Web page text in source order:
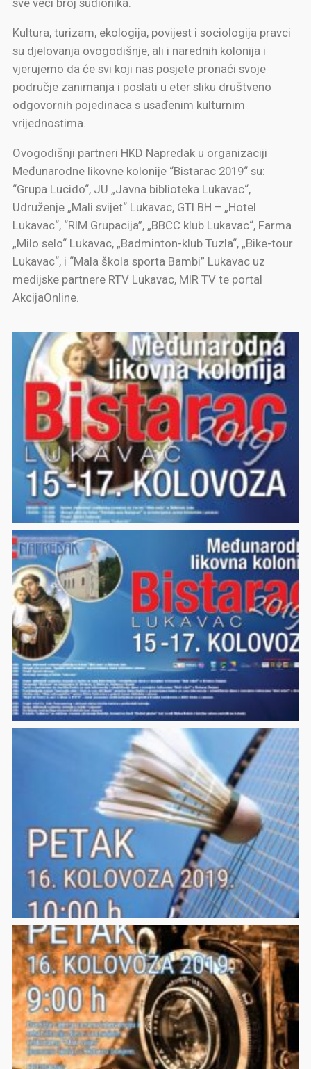
Kultura, turizam, ekologija, povijest i sociologija pravci
su djelovanja ovogodišnje, ali i narednih kolonija i
vjerujemo da će svi koji nas posjete pronaći svoje
područje zanimanja i poslati u eter sliku društveno
odgovornih pojedinaca s usađenim kulturnim
vrijednostima.
Ovogodišnji partneri HKD Napredak u organizaciji
Međunarodne likovne kolonije “Bistarac 2019“ su:
“Grupa Lucido“, JU „Javna biblioteka Lukavac“,
Udruženje „Mali svijet“ Lukavac, GTI BH – „Hotel
Lukavac“, “RIM Grupacija”, „BBCC klub Lukavac“, Farma
„Milo selo“ Lukavac, „Badminton-klub Tuzla“, „Bike-tour
Lukavac“, i “Mala škola sporta Bambi” Lukavac uz
medijske partnere RTV Lukavac, MIR TV te portal
AkcijaOnline.